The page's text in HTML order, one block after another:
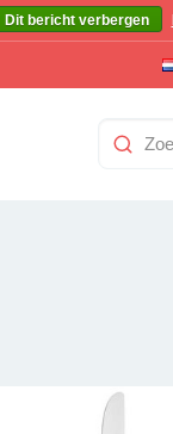
Dit bericht verbergen